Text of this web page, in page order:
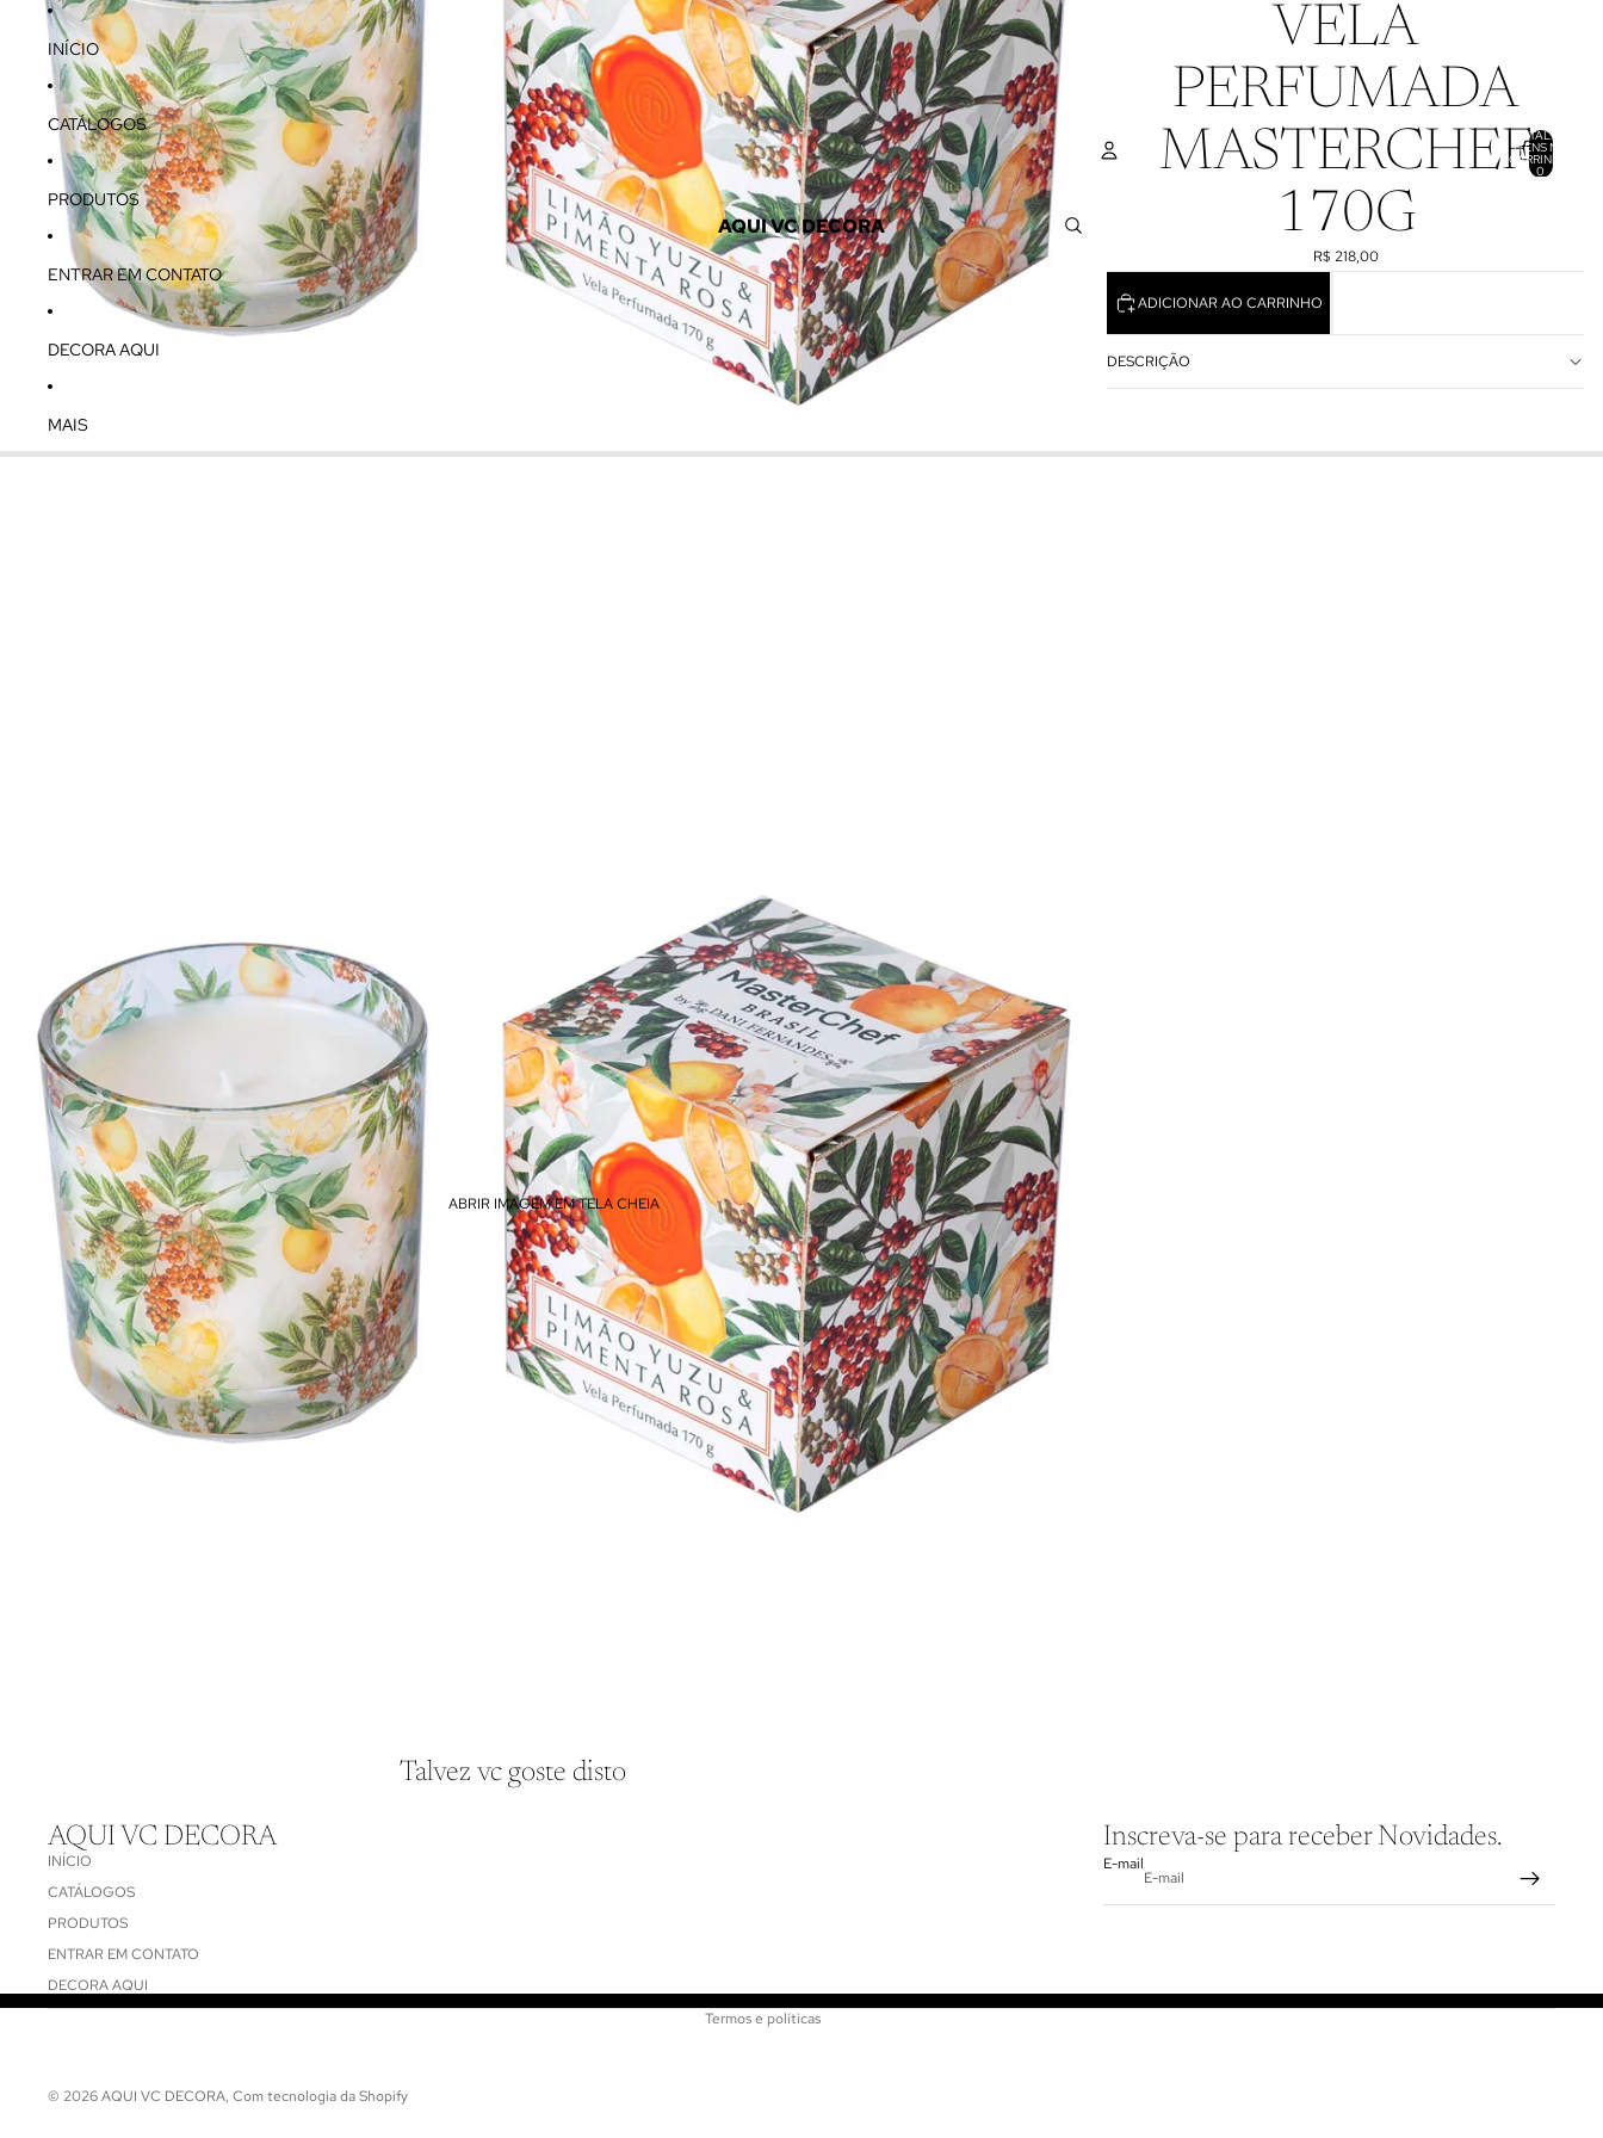
INÍCIO
CATÁLOGOS
PRODUTOS
ENTRAR EM CONTATO
DECORA AQUI
MAIS
AQUI VC DECORA
OUTRAS OPÇÕES DE LOGIN
TOTAL DE
ITENS NO
CARRINHO:
0
ABRIR IMAGEM EM TELA CHEIA
VELA
PERFUMADA
MASTERCHEF
170G
R$ 218,00
ADICIONAR AO CARRINHO
DESCRIÇÃO
Talvez vc goste disto
AQUI VC DECORA
INÍCIO
CATÁLOGOS
PRODUTOS
ENTRAR EM CONTATO
DECORA AQUI
Inscreva-se para receber Novidades.
E-mail
© 2026AQUI VC DECORA, Com tecnologia da Shopify
Termos e políticas